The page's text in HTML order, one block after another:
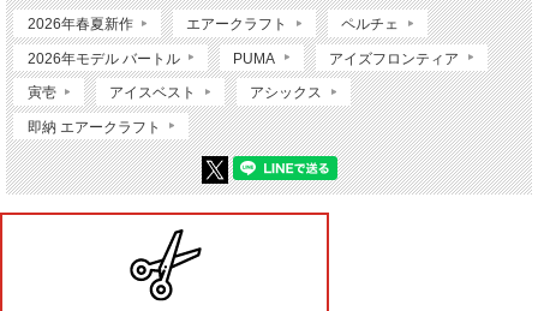
2026年春夏新作 エアークラフト ペルチェ
2026年モデル バートル PUMA アイズフロンティア
寅壱 アイスベスト アシックス
即納 エアークラフト